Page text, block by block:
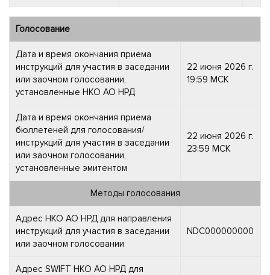
Голосование
Дата и время окончания приема
инструкций для участия в заседании
или заочном голосовании,
установленные НКО АО НРД
22 июня 2026 г.
19:59 МСК
Дата и время окончания приема
бюллетеней для голосования/
инструкций для участия в заседании
или заочном голосовании,
установленные эмитентом
22 июня 2026 г.
23:59 МСК
Методы голосования
Адрес НКО АО НРД для направления
инструкций для участия в заседании
или заочном голосовании
NDC000000000
Адрес SWIFT НКО АО НРД для